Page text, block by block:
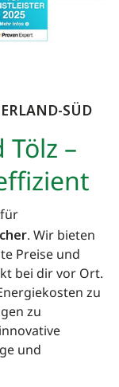
SÜD
–
. Wir bieten
Preise und
bei dir vor Ort.
zu
zu
und